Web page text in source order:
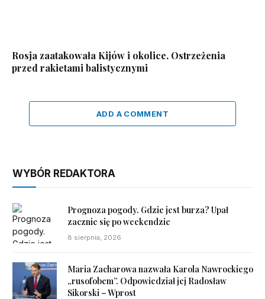
Rosja zaatakowała Kijów i okolice. Ostrzeżenia
przed rakietami balistycznymi
ADD A COMMENT
WYBÓR REDAKTORA
Prognoza pogody. Gdzie jest burza? Upał
zacznie się po weekendzie
8 sierpnia, 2026
Maria Zacharowa nazwała Karola Nawrockiego
„rusofobem”. Odpowiedział jej Radosław
Sikorski – Wprost